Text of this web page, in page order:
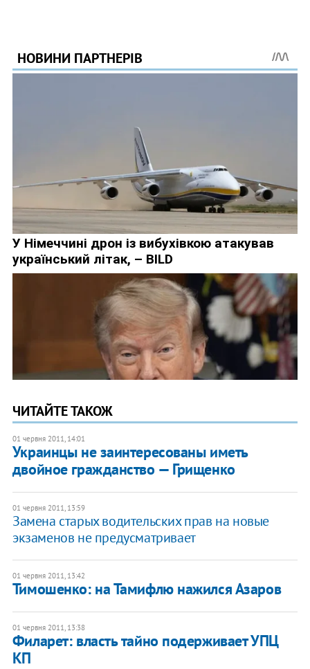
ЧИТАЙТЕ ТАКОЖ
01 червня 2011, 14:01
Украинцы не заинтересованы иметь
двойное гражданство — Грищенко
01 червня 2011, 13:59
Замена старых водительских прав на новые
экзаменов не предусматривает
01 червня 2011, 13:42
Тимошенко: на Тамифлю нажился Азаров
01 червня 2011, 13:38
Филарет: власть тайно подерживает УПЦ
КП